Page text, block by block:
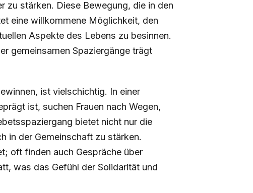
zu stärken. Diese Bewegung, die in den
eine willkommene Möglichkeit, den
Aspekte des Lebens zu besinnen.
gemeinsamen Spaziergänge trägt
ist vielschichtig. In einer
ist, suchen Frauen nach Wegen,
bietet nicht nur die
in der Gemeinschaft zu stärken.
oft finden auch Gespräche über
was das Gefühl der Solidarität und